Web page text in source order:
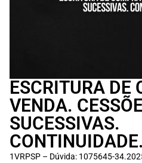
ESCRITURA DE
VENDA.
SUCESSIVAS.
CONTINUIDADE.
1VRPSP – Dúvida: 1075645-